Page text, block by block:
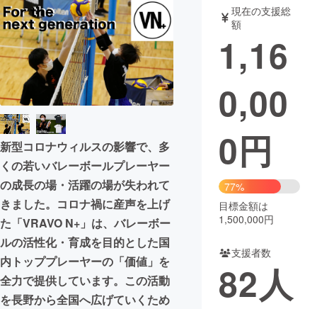
アート・写真 音楽
テクノロジー・ガジェット ゲーム・サ
映像・映画
まちづくり・地域活性化
CAMPFIRE for Social Good
CAMPFIRE Creation
CAMPFIREふるさと納税machi-ya コミュニティ
新型コロナウィルスの影響で、多
くの若いバレーボールプレーヤー
の成長の場・活躍の場が失われて
きました。コロナ禍に産声を上げ
た「VRAVO N+」は、バレーボー
ルの活性化・育成を目的とした国
内トッププレーヤーの「価値」を
全力で提供しています。この活動
を長野から全国へ広げていくため
現在の支援総
額
1,16
0,00
0円
77%
目標金額は
1,500,000円
支援者数
82人